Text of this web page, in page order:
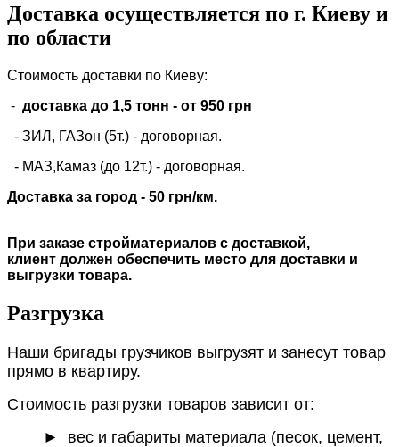
Доставка осуществляется по г. Киеву и
по области
Стоимость доставки по Киеву:
- доставка до 1,5 тонн - от 950 грн
- ЗИЛ, ГАЗон (5т.) - договорная.
- МАЗ,Камаз (до 12т.) - договорная.
Доставка за город - 50 грн/км.
При заказе стройматериалов с доставкой,
клиент должен обеспечить место для доставки и
выгрузки товара.
Разгрузка
Наши бригады грузчиков выгрузят и занесут товар
прямо в квартиру.
Стоимость разгрузки товаров зависит от:
►
вес и габариты материала (песок, цемент,